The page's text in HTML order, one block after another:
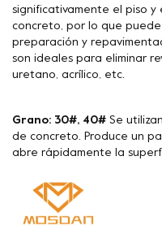
significativamente el piso y
concreto, por lo que
preparación y
son ideales para eliminar
uretano, acrílico, etc.
Grano: 30#, 40# Se
de concreto. Produce un
abre rápidamente la